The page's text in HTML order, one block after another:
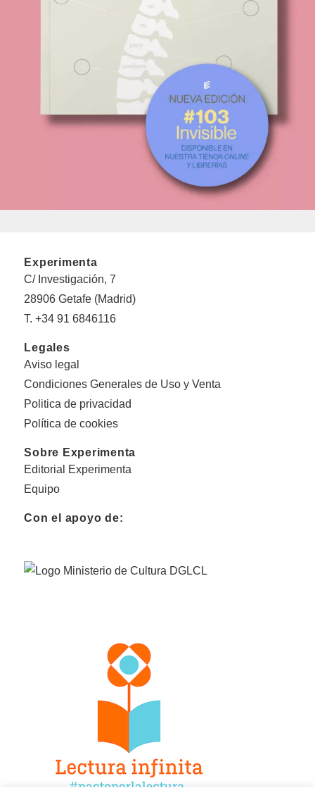
Experimenta
C/ Investigación, 7
28906 Getafe (Madrid)
T. +34 91 6846116
Legales
Aviso legal
Condiciones Generales de Uso y Venta
Politica de privacidad
Política de cookies
Sobre Experimenta
Editorial Experimenta
Equipo
Con el apoyo de: